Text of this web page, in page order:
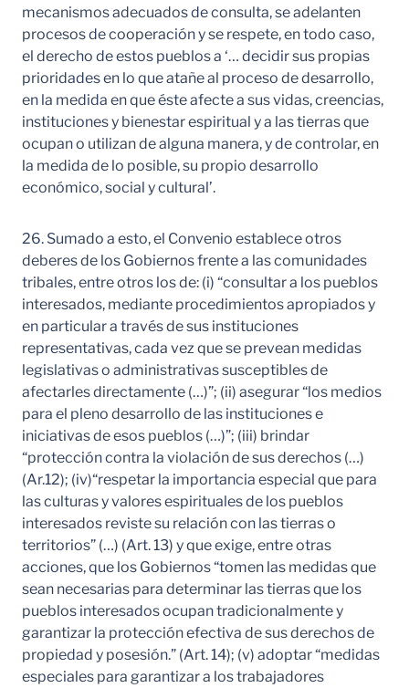
mecanismos adecuados de consulta, se adelanten
procesos de cooperación y se respete, en todo caso,
el derecho de estos pueblos a ‘… decidir sus propias
prioridades en lo que atañe al proceso de desarrollo,
en la medida en que éste afecte a sus vidas, creencias,
instituciones y bienestar espiritual y a las tierras que
ocupan o utilizan de alguna manera, y de controlar, en
la medida de lo posible, su propio desarrollo
económico, social y cultural’.
26. Sumado a esto, el Convenio establece otros
deberes de los Gobiernos frente a las comunidades
tribales, entre otros los de: (i) “consultar a los pueblos
interesados, mediante procedimientos apropiados y
en particular a través de sus instituciones
representativas, cada vez que se prevean medidas
legislativas o administrativas susceptibles de
afectarles directamente (…)”; (ii) asegurar “los medios
para el pleno desarrollo de las instituciones e
iniciativas de esos pueblos (…)”; (iii) brindar
“protección contra la violación de sus derechos (…)
(Ar.12); (iv)“respetar la importancia especial que para
las culturas y valores espirituales de los pueblos
interesados reviste su relación con las tierras o
territorios” (…) (Art. 13) y que exige, entre otras
acciones, que los Gobiernos “tomen las medidas que
sean necesarias para determinar las tierras que los
pueblos interesados ocupan tradicionalmente y
garantizar la protección efectiva de sus derechos de
propiedad y posesión.” (Art. 14); (v) adoptar “medidas
especiales para garantizar a los trabajadores